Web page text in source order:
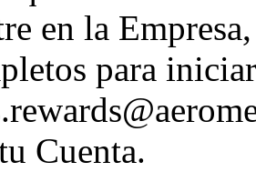
en la
para
Cuenta.